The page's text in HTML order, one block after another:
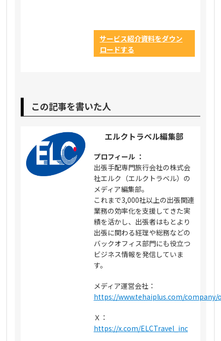
サービス紹介資料をダウン
ロードする
この記事を書いた人
エルクトラベル編集部
プロフィール ：
出張手配専門旅行会社の株式会
社エルク（エルクトラベル）の
メディア編集部。
これまで3,000社以上の出張関連
業務の効率化を支援してきた実
績を活かし、出張者はもとより
出張に関わる経理や総務などの
バックオフィス部門にも役立つ
ビジネス情報を発信していま
す。
メディア運営会社：
https://www.tehaiplus.com/company/
Ｘ：
https://x.com/ELCTravel_inc